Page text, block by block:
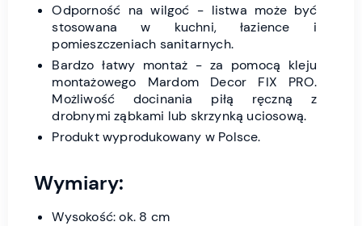
Odporność na wilgoć - listwa może być
stosowana w kuchni, łazience i
pomieszczeniach sanitarnych.
Bardzo łatwy montaż - za pomocą kleju
montażowego Mardom Decor FIX PRO.
Możliwość docinania piłą ręczną z
drobnymi ząbkami lub skrzynką uciosową.
Produkt wyprodukowany w Polsce.
Wymiary:
Wysokość: ok. 8 cm